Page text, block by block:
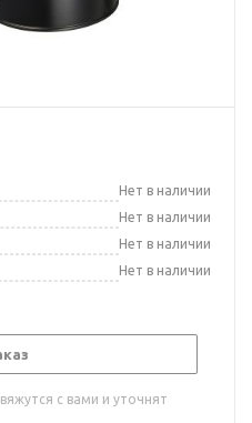
Нет в наличии
Нет в наличии
Нет в наличии
Нет в наличии
с вами и уточнят